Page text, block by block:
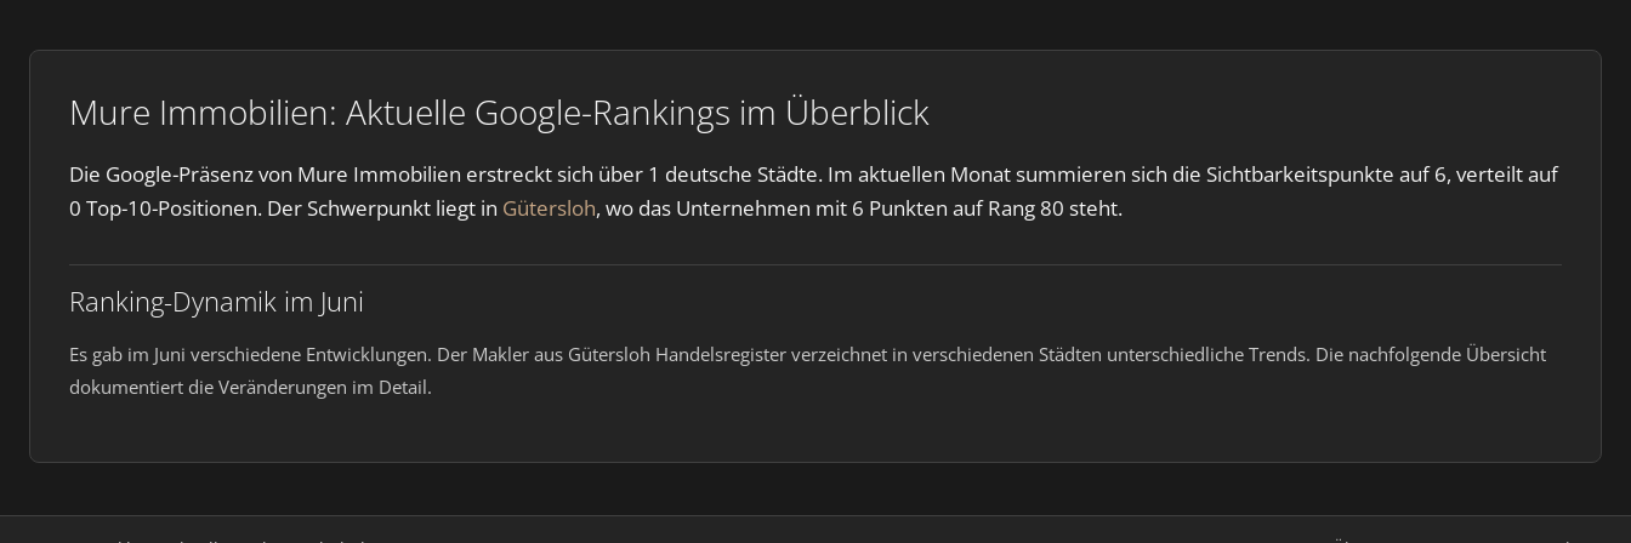
Mure Immobilien: Aktuelle Google-Rankings im Überblick
Die Google-Präsenz von Mure Immobilien erstreckt sich über 1 deutsche Städte. Im aktuellen Monat summieren sich die Sichtbarkeitspunkte auf 6, verteilt auf
0 Top-10-Positionen. Der Schwerpunkt liegt in Gütersloh, wo das Unternehmen mit 6 Punkten auf Rang 80 steht.
Ranking-Dynamik im Juni
Es gab im Juni verschiedene Entwicklungen. Der Makler aus Gütersloh Handelsregister verzeichnet in verschiedenen Städten unterschiedliche Trends. Die nachfolgende Übersicht
dokumentiert die Veränderungen im Detail.